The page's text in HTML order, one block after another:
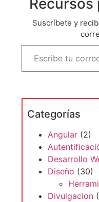
Suscríbete y
Categorías
Angular (2)
Desarrollo
Diseño (30)
Divulgacion